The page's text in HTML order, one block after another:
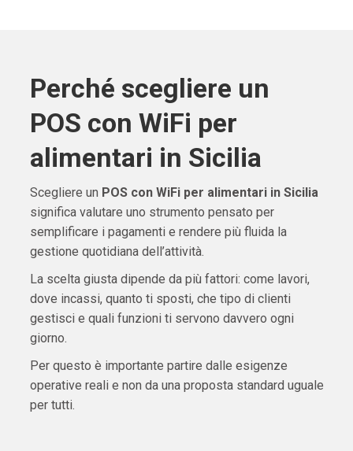
Perché scegliere un
POS con WiFi per
alimentari in Sicilia
Scegliere un POS con WiFi per alimentari in Sicilia
significa valutare uno strumento pensato per
semplificare i pagamenti e rendere più fluida la
gestione quotidiana dell’attività.
La scelta giusta dipende da più fattori: come lavori,
dove incassi, quanto ti sposti, che tipo di clienti
gestisci e quali funzioni ti servono davvero ogni
giorno.
Per questo è importante partire dalle esigenze
operative reali e non da una proposta standard uguale
per tutti.